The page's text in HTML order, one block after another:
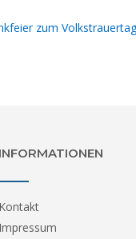
zum
INFORMATIONEN
Kontakt
Impressum